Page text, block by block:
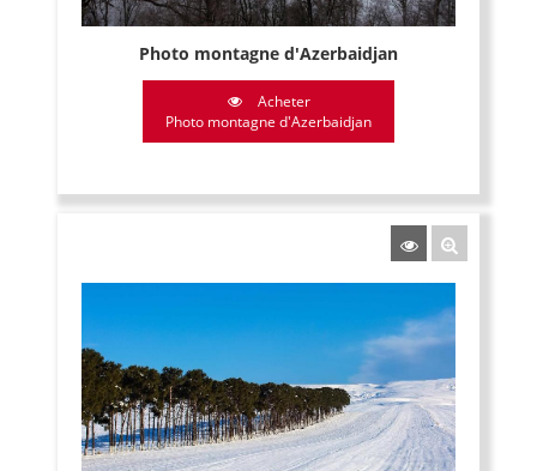
Photo montagne d'Azerbaidjan
Acheter
Photo montagne d'Azerbaidjan